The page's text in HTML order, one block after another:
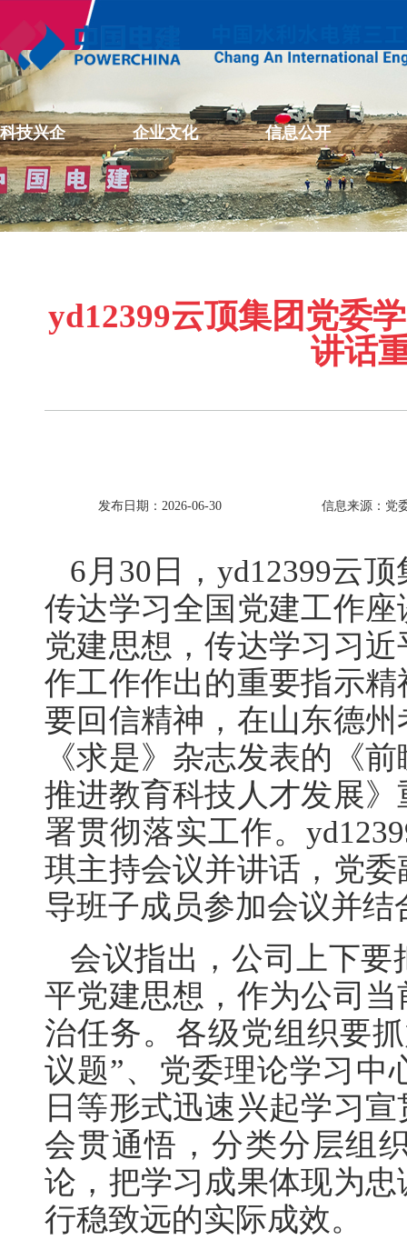
科技兴企 企业文化 信息公开
yd12399云顶集团党委
讲话
发布日期：2026-06-30 信息来源：党
6月30日，yd12399云
传达学习全国党建工作
党建思想，传达学习习
作工作作出的重要指示
要回信精神，在山东德
《求是》杂志发表的《
推进教育科技人才发展
署贯彻落实工作。
琪主持会议并讲话，党
导班子成员参加会议并
会议指出，公司上下
平党建思想，作为公司
治任务。各级党组织要
议题”、党委理论学习中
日等形式迅速兴起学习
会贯通悟，分类分层组
论，把学习成果体现为
行稳致远的实际成效。